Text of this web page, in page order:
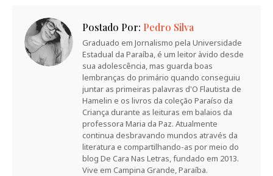
Postado Por: Pedro Silva
Graduado em Jornalismo pela Universidade
Estadual da Paraíba, é um leitor àvido desde
sua adolescência, mas guarda boas
lembranças do primário quando conseguiu
juntar as primeiras palavras d'O Flautista de
Hamelin e os livros da coleção Paraíso da
Criança durante as leituras em balaios da
professora Maria da Paz. Atualmente
continua desbravando mundos através da
literatura e compartilhando-as por meio do
blog De Cara Nas Letras, fundado em 2013.
Vive em Campina Grande, Paraíba.